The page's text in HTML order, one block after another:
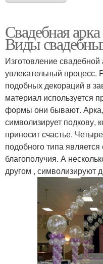
Свадебная
Виды
Изготовление
увлекательный процесс.
подобных декораций в
материал используется
формы они бывают.
символизирует подкову,
приносит счастье.
подобного типа
благополучия. А
другом , символизируют